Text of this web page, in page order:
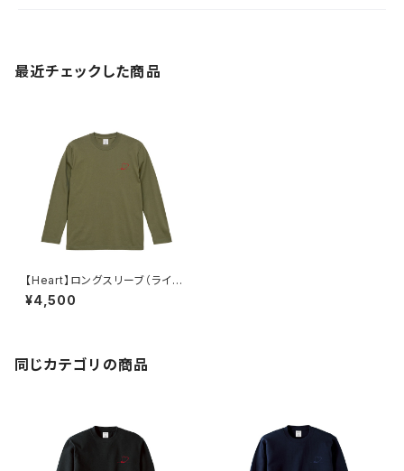
最近チェックした商品
【Heart】ロングスリーブ（ライト
オリーブ）
¥4,500
同じカテゴリの商品